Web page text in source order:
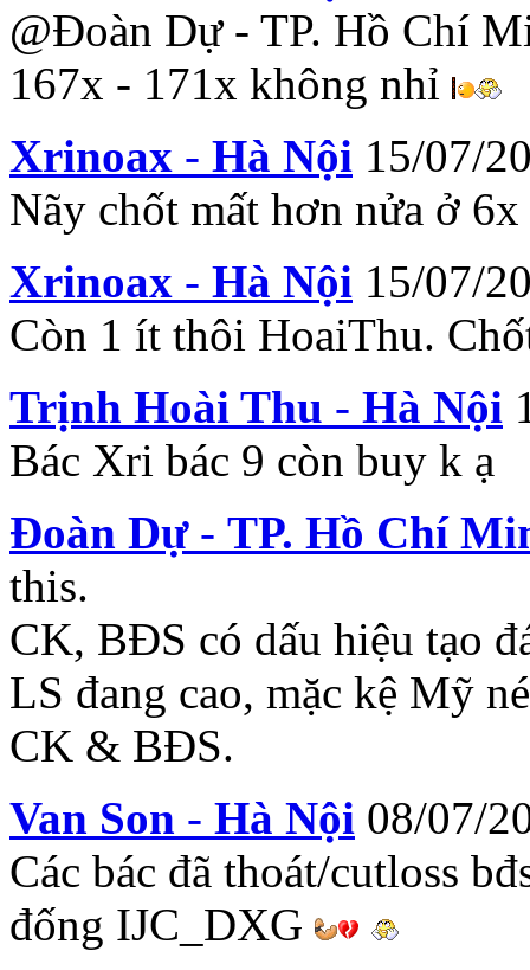
@Đoàn Dự - TP. Hồ Chí
167x - 171x không nhỉ
Xrinoax - Hà Nội 15/07/
Nãy chốt mất hơn nửa ở 6x
Xrinoax - Hà Nội 15/07/
Còn 1 ít thôi HoaiThu.
Trịnh Hoài Thu - Hà Nội
Bác Xri bác 9 còn buy k ạ
Đoàn Dự- TP. Hồ Chí
this.
CK, BĐS có dấu hiệu tạo
LS đang cao, mặc kệ Mỹ
CK & BĐS.
Van Son - Hà Nội 08/07/
Các bác đã thoát/cutloss
đống IJC_DXG